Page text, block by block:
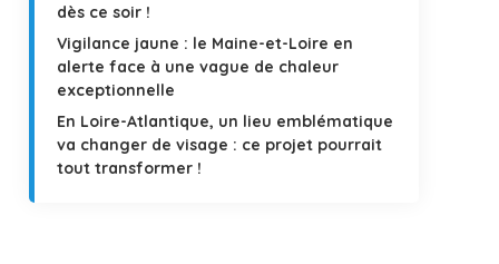
dès ce soir !
Vigilance jaune : le Maine-et-Loire en
alerte face à une vague de chaleur
exceptionnelle
En Loire-Atlantique, un lieu emblématique
va changer de visage : ce projet pourrait
tout transformer !